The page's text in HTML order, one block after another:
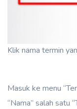
Klik nama termin
Masuk ke menu
“Nama” salah satu